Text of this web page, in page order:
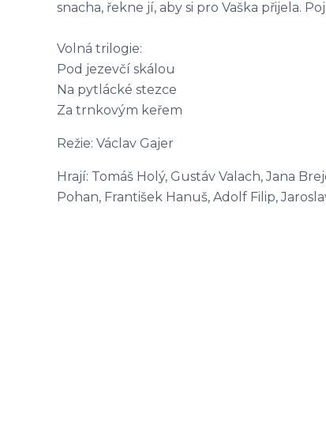
snacha, řekne jí, aby si pro Vaška přijela.
Volná trilogie:
Pod jezevčí skálou
Na pytlácké stezce
Za trnkovým keřem
Režie: Václav Gajer
Hrají: Tomáš Holý, Gustáv Valach, Jana
Pohan, František Hanuš, Adolf Filip,